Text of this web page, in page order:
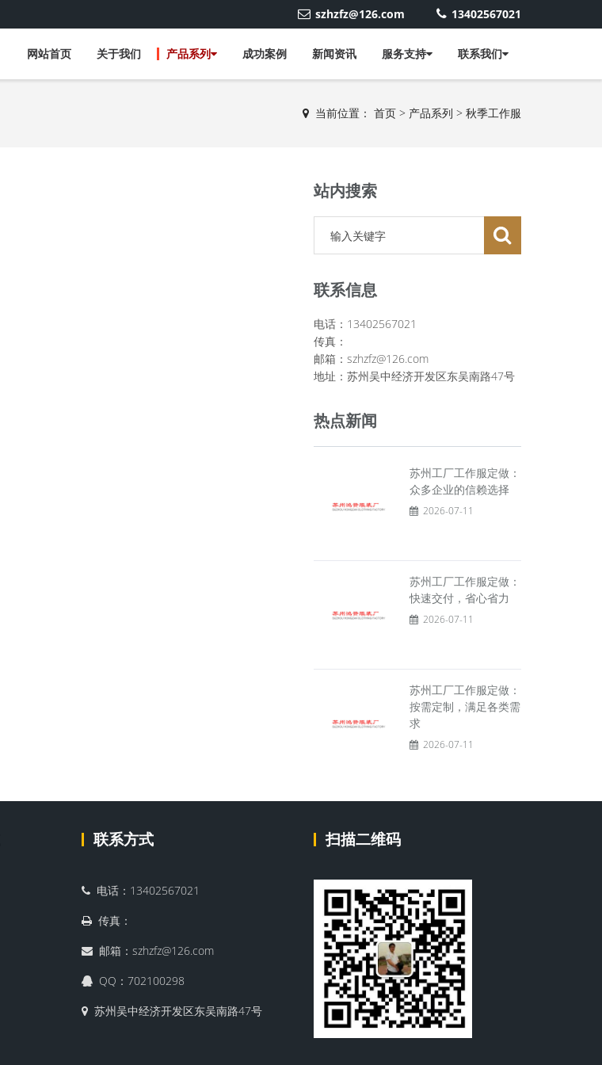
szhzfz@126.com 13402567021
网站首页 关于我们 产品系列 成功案例 新闻资讯 服务支持 联系我们
当前位置： 首页 > 产品系列 > 秋季工作服
站内搜索
联系信息
电话：13402567021
传真：
邮箱：szhzfz@126.com
地址：苏州吴中经济开发区东吴南路47号
热点新闻
苏州工厂工作服定做：
众多企业的信赖选择
2026-07-11
苏州工厂工作服定做：
快速交付，省心省力
2026-07-11
苏州工厂工作服定做：
按需定制，满足各类需
求
2026-07-11
联系方式
电话：13402567021
传真：
邮箱：szhzfz@126.com
QQ：702100298
苏州吴中经济开发区东吴南路47号
扫描二维码